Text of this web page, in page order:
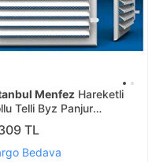
Menfez Hareketli
Telli Byz Panjur
TL
Bedava